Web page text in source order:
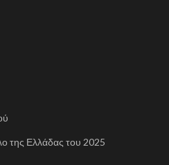
της Ελλάδας του 2025